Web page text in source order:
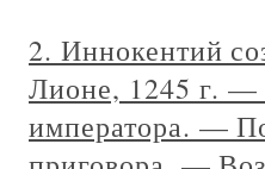
2. Иннокентий
Лионе, 1245 г. —
императора. —